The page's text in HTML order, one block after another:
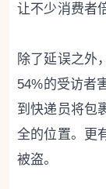
让不少消费者
除了延误之外
54%的受访者
到快递员将包
全的位置。更
被盗。